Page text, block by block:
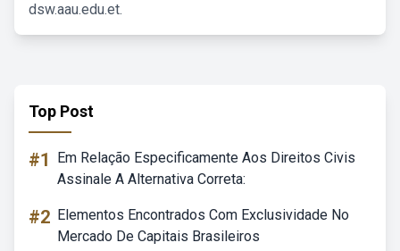
dsw.aau.edu.et.
Top Post
#1
Em Relação Especificamente Aos Direitos Civis
Assinale A Alternativa Correta:
#2 Elementos Encontrados Com Exclusividade No
Mercado De Capitais Brasileiros